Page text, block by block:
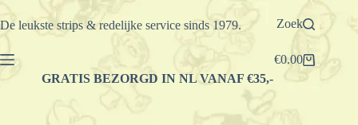
Ga
naar
De leukste strips & redelijke service sinds 1979. Zoek
Winkelwagen
€0.00
GRATIS BEZORGD IN NL VANAF €35,-